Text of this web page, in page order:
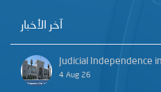
آخر الأخبار
Judicial Independence
4 Aug 26